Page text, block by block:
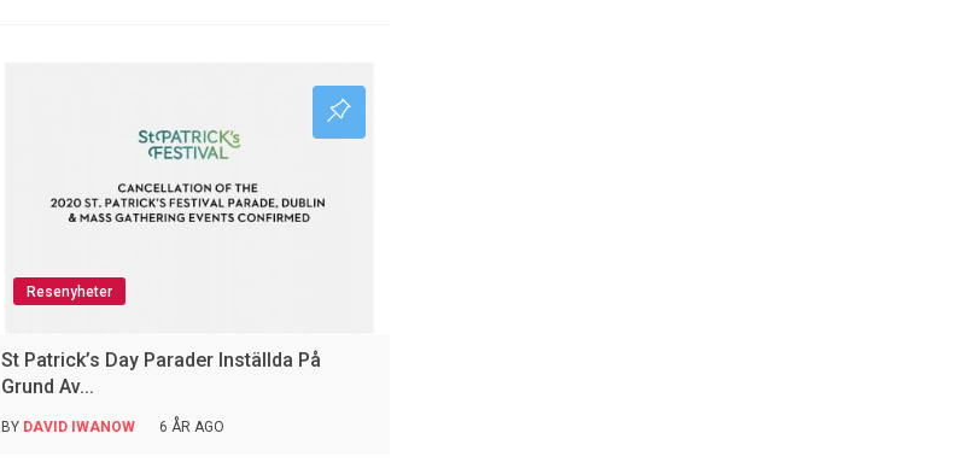
Resenyheter
St Patrick’s Day Parader Inställda På
Grund Av...
BY DAVID IWANOW 6 ÅR AGO